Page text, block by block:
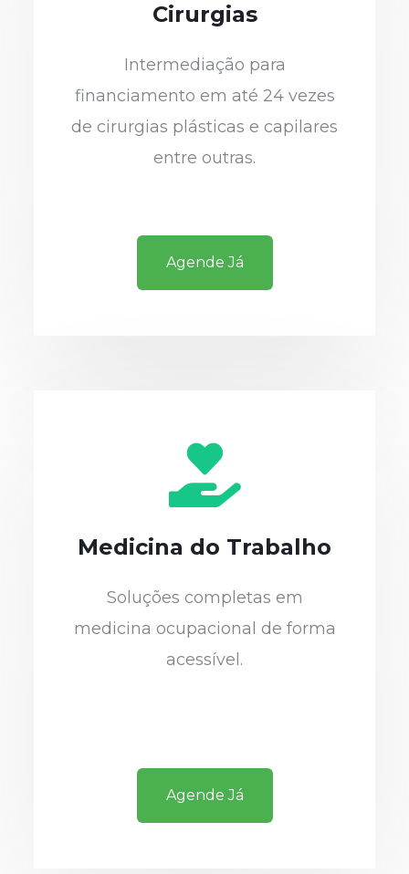
Cirurgias
Intermediação para
financiamento em até 24 vezes
de cirurgias plásticas e capilares
entre outras.
Agende Já
Medicina do Trabalho
Soluções completas em
medicina ocupacional de forma
acessível.
Agende Já